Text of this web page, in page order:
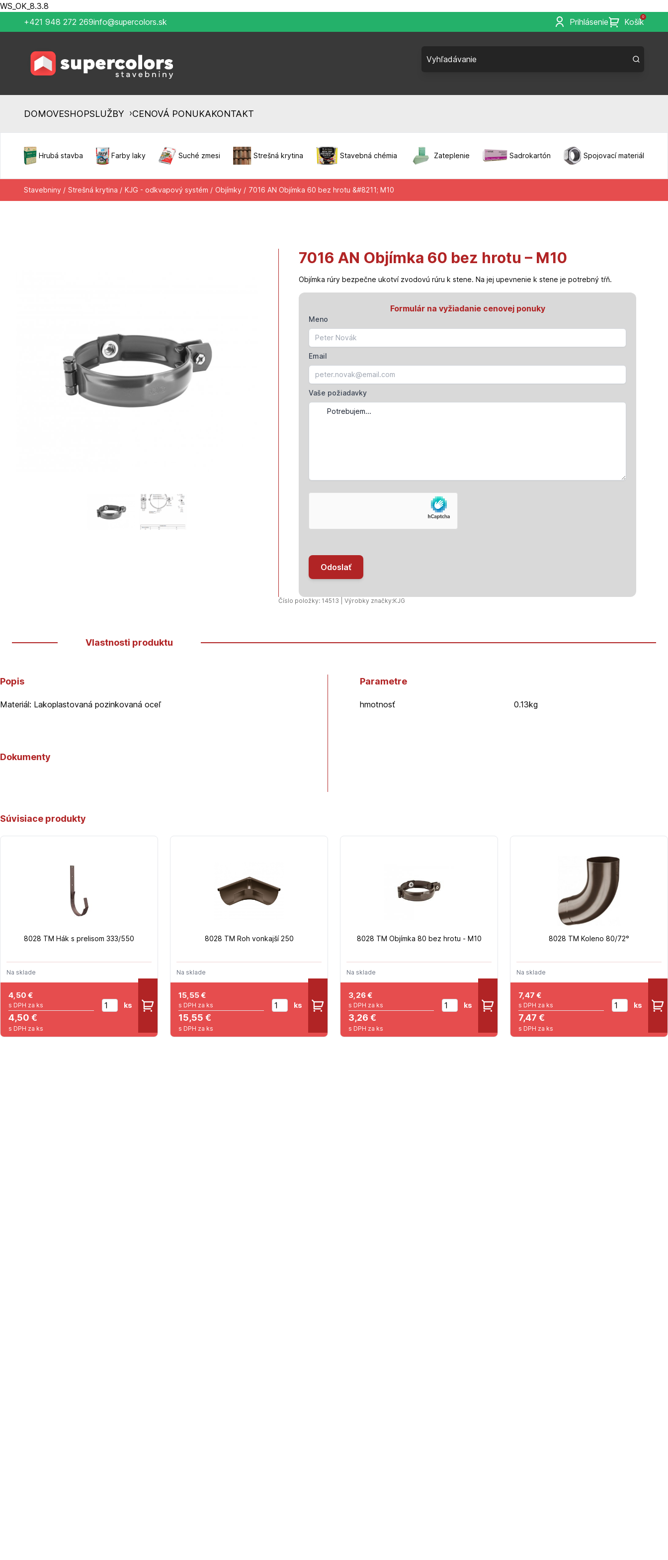
WS_OK_8.3.8
+421 948 272 269info@supercolors.sk Prihlásenie
0
Košík
DOMOVESHOPSLUŽBY ›CENOVÁ PONUKAKONTAKT
Hrubá stavba Farby laky Suché zmesi Strešná krytina Stavebná chémia Zateplenie Sadrokartón Spojovací materiál
Stavebniny / Strešná krytina / KJG - odkvapový systém / Objímky / 7016 AN Objímka 60 bez hrotu &#8211; M10
7016 AN Objímka 60 bez hrotu – M10
Objímka rúry bezpečne ukotví zvodovú rúru k stene. Na jej upevnenie k stene je potrebný tŕň.
Formulár na vyžiadanie cenovej ponuky
Meno
Email
Vaše požiadavky
Odoslať
Číslo položky: 14513 | Výrobky značky:KJG
Vlastnosti produktu
Popis
Materiál: Lakoplastovaná pozinkovaná oceľ
Dokumenty
Parametre
hmotnosť 0.13kg
Súvisiace produkty
8028 TM Hák s prelisom 333/550
Na sklade
4,50 €
s DPH za ks
4,50 €
s DPH za ks
ks
8028 TM Roh vonkajší 250
Na sklade
15,55€
s DPH za ks
15,55 €
s DPH za ks
ks
8028 TM Objímka 80 bez hrotu - M10
Na sklade
3,26€
s DPH za ks
3,26 €
s DPH za ks
ks
8028 TM Koleno 80/72°
Na sklade
7,47 €
s DPH za ks
7,47 €
s DPH za ks
ks